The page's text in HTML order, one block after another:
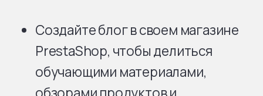
Создайте блог в своем магазине
PrestaShop, чтобы делиться
обучающими материалами,